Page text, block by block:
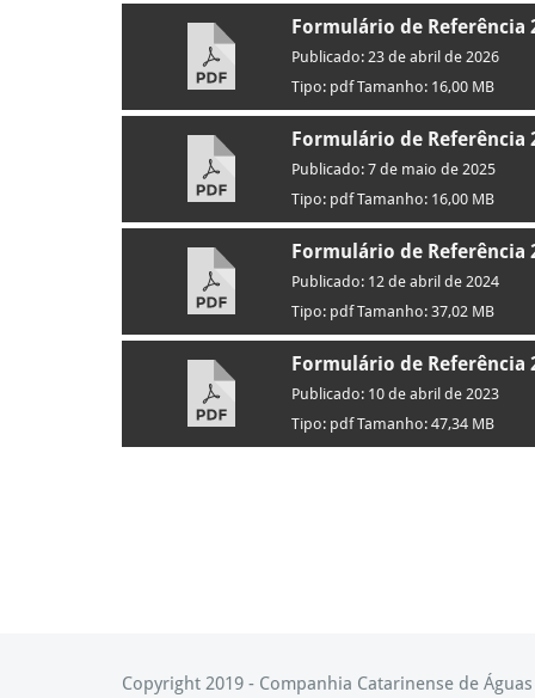
Formulário de Referência
Publicado: 23 de abril de 2026
Tipo: pdf Tamanho: 16,00 MB
Formulário de Referência
Publicado: 7 de maio de 2025
Tipo: pdf Tamanho: 16,00 MB
Formulário de Referência
Publicado: 12 de abril de 2024
Tipo: pdf Tamanho: 37,02 MB
Formulário de Referência
Publicado: 10 de abril de 2023
Tipo: pdf Tamanho: 47,34 MB
Copyright 2019 - Companhia Catarinense de Águas